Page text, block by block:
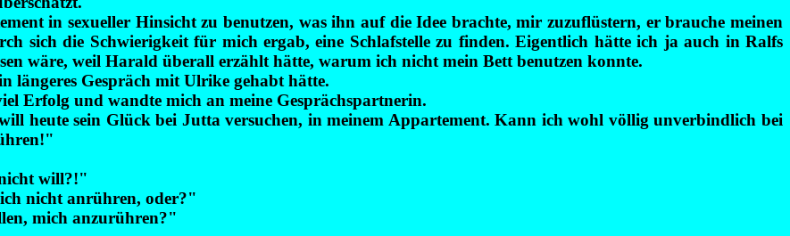
in sexueller Hinsicht zu benutzen, was ihn auf die Idee brachte, mir zuzuflüstern, er brauche meinen
sich die Schwierigkeit für mich ergab, eine Schlafstelle zu finden. Eigentlich hätte ich ja auch in Ralfs
wäre, weil Harald überall erzählt hätte, warum ich nicht mein Bett benutzen konnte.
längeres Gespräch mit Ulrike gehabt hätte.
Erfolg und wandte mich an meine Gesprächspartnerin.
heute sein Glück bei Jutta versuchen, in meinem Appartement. Kann ich wohl völlig unverbindlich bei
will?!"
nicht anrühren, oder?"
mich anzurühren?"